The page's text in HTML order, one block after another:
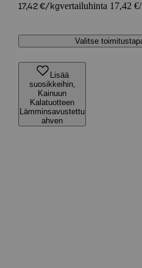
17,42 €/kgvertailuhinta 17,42
Valitse
Lisää
suosikkeihin,
Kainuun
Kalatuotteen
Lämminsavustettu
ahven